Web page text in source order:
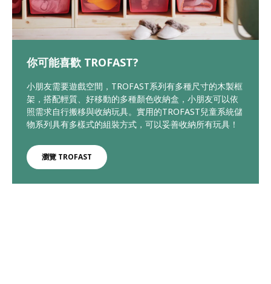
你可能喜歡 TROFAST?
小朋友需要遊戲空間，TROFAST系列有多種尺寸的木製框
架，搭配輕質、好移動的多種顏色收納盒，小朋友可以依
照需求自行搬移與收納玩具。實用的TROFAST兒童系統儲
物系列具有多樣式的組裝方式，可以妥善收納所有玩具！
瀏覽 TROFAST